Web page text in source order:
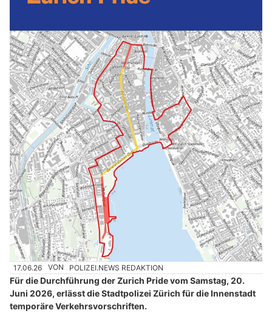
17.06.26 VON POLIZEI.NEWS REDAKTION
Für die Durchführung der Zurich Pride vom Samstag, 20.
Juni 2026, erlässt die Stadtpolizei Zürich für die Innenstadt
temporäre Verkehrsvorschriften.